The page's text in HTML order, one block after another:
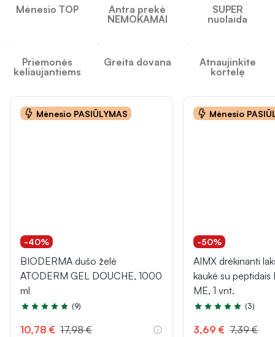
Mėnesio TOP
Antra prekė
NEMOKAMAI
SUPER
nuolaida
Priemonės
keliaujantiems
Greita dovana
Atnaujinkite
kortelę
Mėnesio PASIŪLYMAS
-40%
BIODERMA dušo želė
ATODERM GEL DOUCHE, 1000
ml
Įvertinimas 4.8 iš 5
(9)
10,78 € 17,98 €
Mėnesio
-50%
AIMX drėkinanti
kaukė su peptidais
ME, 1 vnt.
Įvertinimas 5.0 iš 5
(3)
3,69 € 7,39 €